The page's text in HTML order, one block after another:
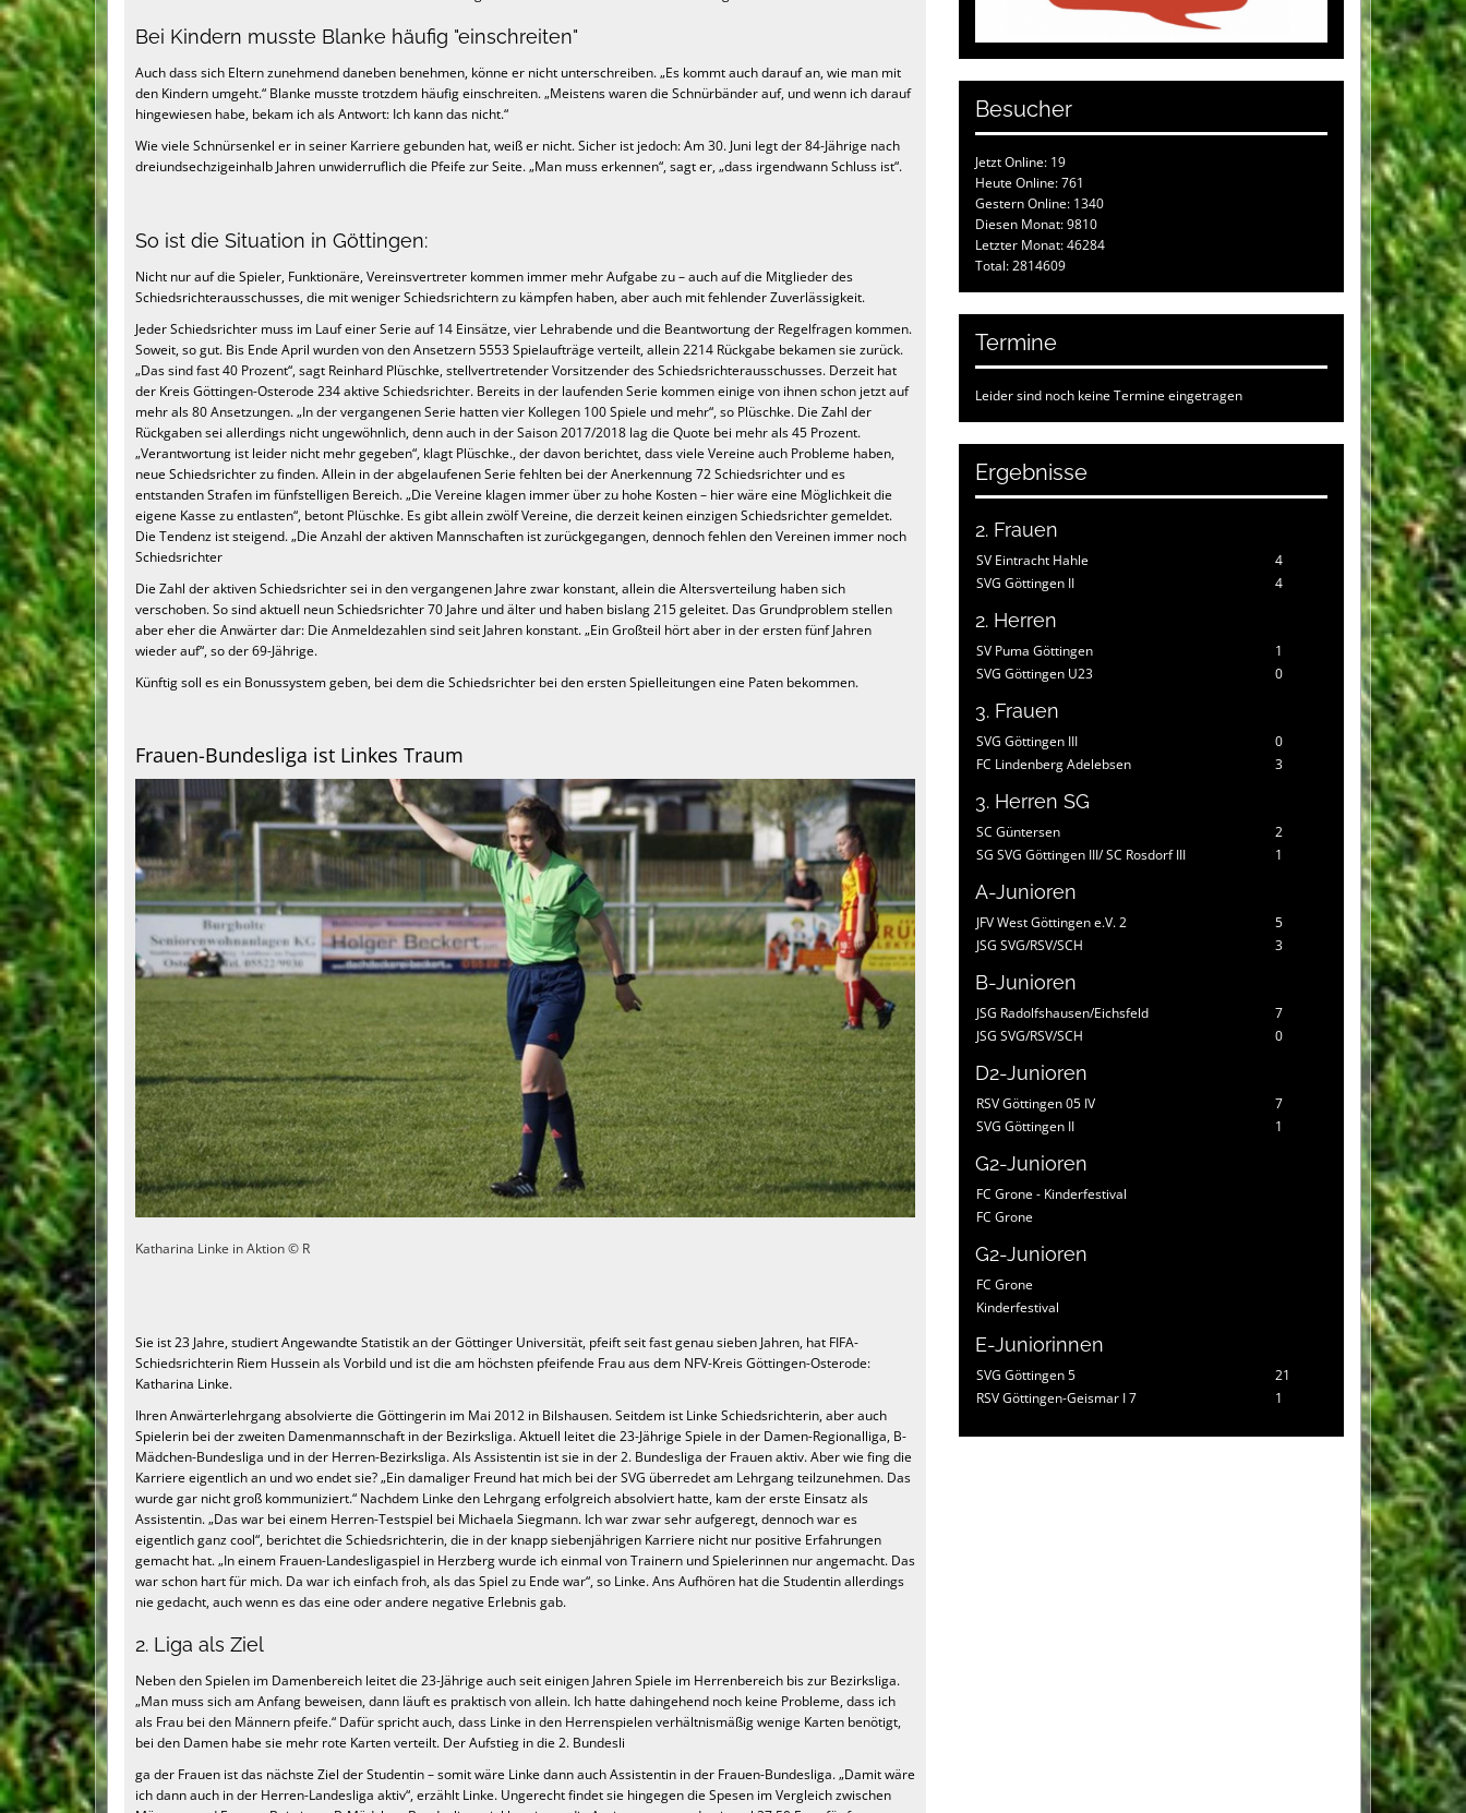
Bei Kindern musste Blanke häufig "einschreiten"
Auch dass sich Eltern zunehmend daneben benehmen, könne er nicht unterschreiben. „Es kommt auch darauf an, wie man mit
den Kindern umgeht.“ Blanke musste trotzdem häufig einschreiten. „Meistens waren die Schnürbänder auf, und wenn ich darauf
hingewiesen habe, bekam ich als Antwort: Ich kann das nicht.“
Wie viele Schnürsenkel er in seiner Karriere gebunden hat, weiß er nicht. Sicher ist jedoch: Am 30. Juni legt der 84-Jährige nach
dreiundsechzigeinhalb Jahren unwiderruflich die Pfeife zur Seite. „Man muss erkennen“, sagt er, „dass irgendwann Schluss ist“.
So ist die Situation in Göttingen:
Nicht nur auf die Spieler, Funktionäre, Vereinsvertreter kommen immer mehr Aufgabe zu – auch auf die Mitglieder des
Schiedsrichterausschusses, die mit weniger Schiedsrichtern zu kämpfen haben, aber auch mit fehlender Zuverlässigkeit.
Jeder Schiedsrichter muss im Lauf einer Serie auf 14 Einsätze, vier Lehrabende und die Beantwortung der Regelfragen kommen.
Soweit, so gut. Bis Ende April wurden von den Ansetzern 5553 Spielaufträge verteilt, allein 2214 Rückgabe bekamen sie zurück.
„Das sind fast 40 Prozent“, sagt Reinhard Plüschke, stellvertretender Vorsitzender des Schiedsrichterausschusses. Derzeit hat
der Kreis Göttingen-Osterode 234 aktive Schiedsrichter. Bereits in der laufenden Serie kommen einige von ihnen schon jetzt auf
mehr als 80 Ansetzungen. „In der vergangenen Serie hatten vier Kollegen 100 Spiele und mehr“, so Plüschke. Die Zahl der
Rückgaben sei allerdings nicht ungewöhnlich, denn auch in der Saison 2017/2018 lag die Quote bei mehr als 45 Prozent.
„Verantwortung ist leider nicht mehr gegeben“, klagt Plüschke., der davon berichtet, dass viele Vereine auch Probleme haben,
neue Schiedsrichter zu finden. Allein in der abgelaufenen Serie fehlten bei der Anerkennung 72 Schiedsrichter und es
entstanden Strafen im fünfstelligen Bereich. „Die Vereine klagen immer über zu hohe Kosten – hier wäre eine Möglichkeit die
eigene Kasse zu entlasten“, betont Plüschke. Es gibt allein zwölf Vereine, die derzeit keinen einzigen Schiedsrichter gemeldet.
Die Tendenz ist steigend. „Die Anzahl der aktiven Mannschaften ist zurückgegangen, dennoch fehlen den Vereinen immer noch
Schiedsrichter
Die Zahl der aktiven Schiedsrichter sei in den vergangenen Jahre zwar konstant, allein die Altersverteilung haben sich
verschoben. So sind aktuell neun Schiedsrichter 70 Jahre und älter und haben bislang 215 geleitet. Das Grundproblem stellen
aber eher die Anwärter dar: Die Anmeldezahlen sind seit Jahren konstant. „Ein Großteil hört aber in der ersten fünf Jahren
wieder auf“, so der 69-Jährige.
Künftig soll es ein Bonussystem geben, bei dem die Schiedsrichter bei den ersten Spielleitungen eine Paten bekommen.
Frauen-Bundesliga ist Linkes Traum
Katharina Linke in Aktion © R
Sie ist 23 Jahre, studiert Angewandte Statistik an der Göttinger Universität, pfeift seit fast genau sieben Jahren, hat FIFA-
Schiedsrichterin Riem Hussein als Vorbild und ist die am höchsten pfeifende Frau aus dem NFV-Kreis Göttingen-Osterode:
Katharina Linke.
Ihren Anwärterlehrgang absolvierte die Göttingerin im Mai 2012 in Bilshausen. Seitdem ist Linke Schiedsrichterin, aber auch
Spielerin bei der zweiten Damenmannschaft in der Bezirksliga. Aktuell leitet die 23-Jährige Spiele in der Damen-Regionalliga, B-
Mädchen-Bundesliga und in der Herren-Bezirksliga. Als Assistentin ist sie in der 2. Bundesliga der Frauen aktiv. Aber wie fing die
Karriere eigentlich an und wo endet sie? „Ein damaliger Freund hat mich bei der SVG überredet am Lehrgang teilzunehmen. Das
wurde gar nicht groß kommuniziert.“ Nachdem Linke den Lehrgang erfolgreich absolviert hatte, kam der erste Einsatz als
Assistentin. „Das war bei einem Herren-Testspiel bei Michaela Siegmann. Ich war zwar sehr aufgeregt, dennoch war es
eigentlich ganz cool“, berichtet die Schiedsrichterin, die in der knapp siebenjährigen Karriere nicht nur positive Erfahrungen
gemacht hat. „In einem Frauen-Landesligaspiel in Herzberg wurde ich einmal von Trainern und Spielerinnen nur angemacht. Das
war schon hart für mich. Da war ich einfach froh, als das Spiel zu Ende war“, so Linke. Ans Aufhören hat die Studentin allerdings
nie gedacht, auch wenn es das eine oder andere negative Erlebnis gab.
2. Liga als Ziel
Neben den Spielen im Damenbereich leitet die 23-Jährige auch seit einigen Jahren Spiele im Herrenbereich bis zur Bezirksliga.
„Man muss sich am Anfang beweisen, dann läuft es praktisch von allein. Ich hatte dahingehend noch keine Probleme, dass ich
als Frau bei den Männern pfeife.“ Dafür spricht auch, dass Linke in den Herrenspielen verhältnismäßig wenige Karten benötigt,
bei den Damen habe sie mehr rote Karten verteilt. Der Aufstieg in die 2. Bundesli
ga der Frauen ist das nächste Ziel der Studentin – somit wäre Linke dann auch Assistentin in der Frauen-Bundesliga. „Damit wäre
ich dann auch in der Herren-Landesliga aktiv“, erzählt Linke. Ungerecht findet sie hingegen die Spesen im Vergleich zwischen
Besucher
Jetzt Online: 19
Heute Online: 761
Gestern Online: 1340
Diesen Monat: 9810
Letzter Monat: 46284
Total: 2814609
Termine
Leider sind noch keine Termine eingetragen
Ergebnisse
2. Frauen
SV Eintracht Hahle
4
SVG Göttingen II
4
2. Herren
SV Puma Göttingen
1
SVG Göttingen U23
0
3. Frauen
SVG Göttingen III
0
FC Lindenberg Adelebsen
3
3. Herren SG
SC Güntersen
2
SG SVG Göttingen III/ SC Rosdorf III
1
A-Junioren
JFV West Göttingen e.V. 2
5
JSG SVG/RSV/SCH
3
B-Junioren
JSG Radolfshausen/Eichsfeld
7
JSG SVG/RSV/SCH
0
D2-Junioren
RSV Göttingen 05 IV
7
SVG Göttingen II
1
G2-Junioren
FC Grone - Kinderfestival
FC Grone
G2-Junioren
FC Grone
Kinderfestival
E-Juniorinnen
SVG Göttingen 5
21
RSV Göttingen-Geismar I 7
1